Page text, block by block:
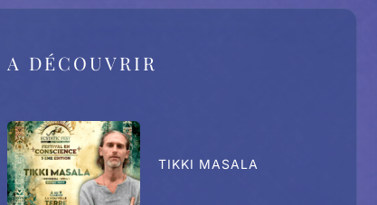
A DÉCOUVRIR
TIKKI MASALA